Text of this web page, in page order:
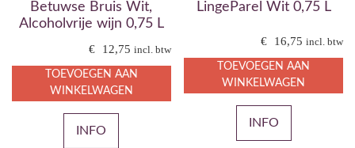
Betuwse Bruis Wit,
Alcoholvrije wijn 0,75 L
€ 12,75 incl. btw
TOEVOEGEN AAN
WINKELWAGEN
INFO
LingeParel Wit 0,75 L
€ 16,75 incl. btw
TOEVOEGEN AAN
WINKELWAGEN
INFO